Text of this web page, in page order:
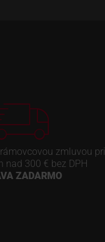
zmluvou pri
nad 300 € bez DPH
ZADARMO